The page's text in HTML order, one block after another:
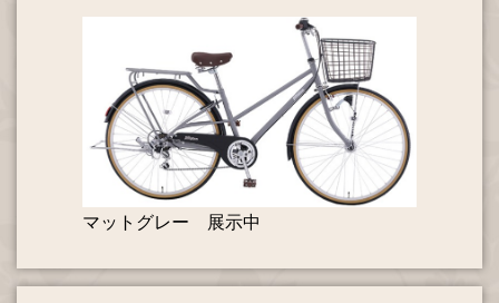
マットグレー 展示中